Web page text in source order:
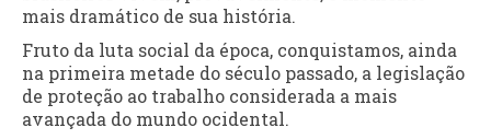
mais dramático de sua história.
Fruto da luta social da época, conquistamos, ainda
na primeira metade do século passado, a legislação
de proteção ao trabalho considerada a mais
avançada do mundo ocidental.